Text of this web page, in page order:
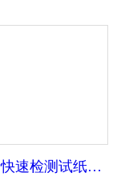
氟苯尼考快速检测试纸条（胶体金）【蛋类】